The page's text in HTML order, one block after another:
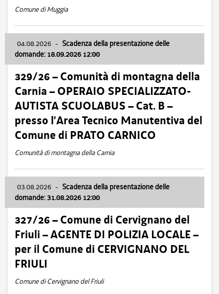
Comune di Muggia
04.08.2026 - Scadenza della presentazione delle
domande: 18.09.2026 12:00
329/26 – Comunità di montagna della
Carnia – OPERAIO SPECIALIZZATO-
AUTISTA SCUOLABUS – Cat. B –
presso l’Area Tecnico Manutentiva del
Comune di PRATO CARNICO
Comunità di montagna della Carnia
03.08.2026 - Scadenza della presentazione delle
domande: 31.08.2026 12:00
327/26 – Comune di Cervignano del
Friuli – AGENTE DI POLIZIA LOCALE –
per il Comune di CERVIGNANO DEL
FRIULI
Comune di Cervignano del Friuli